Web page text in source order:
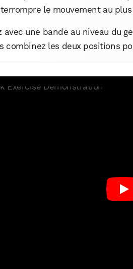
le mouvement au
avec une bande au niveau du
combinez les deux positions